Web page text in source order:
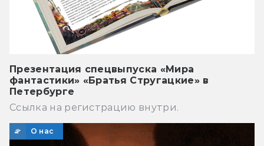
Презентация спецвыпуска «Мира
фантастики» «Братья Стругацкие» в
Петербурге
Ссылка на регистрацию внутри.
О нас